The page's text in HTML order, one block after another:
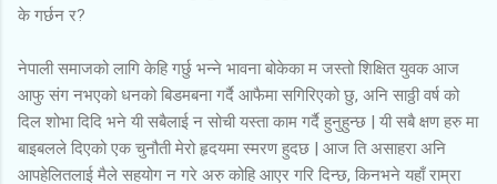
के गर्छन र?
नेपाली समाजको लागि केहि गर्छु भन्ने भावना बोकेका म जस्तो शिक्षित युवक आज
आफु संग नभएको धनको बिडमबना गर्दै आफैमा सगिरिएको छु, अनि साठ्ठी वर्ष को
दिल शोभा दिदि भने यी सबैलाई न सोची यस्ता काम गर्दै हुनुहुन्छ | यी सबै क्षण हरु मा
बाइबलले दिएको एक चुनौती मेरो हृदयमा स्मरण हुदछ | आज ति असाहरा अनि
आपहेलितलाई मैले सहयोग न गरे अरु कोहि आएर गरि दिन्छ, किनभने यहाँ राम्रा